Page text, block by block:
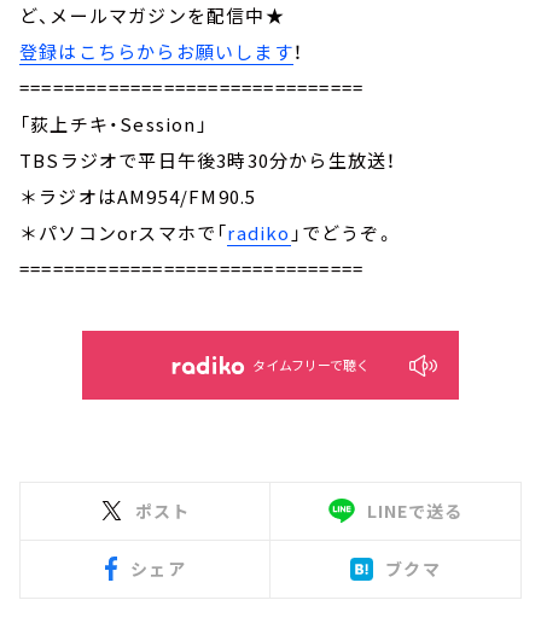
ど、メールマガジンを配信中★
登録はこちらからお願いします！
===============================
「荻上チキ・Session」
TBSラジオで平日午後3時30分から生放送！
＊ラジオはAM954/FM90.5
＊パソコンorスマホで「radiko 」でどうぞ。
===============================
タイムフリーで聴く
ポスト LINEで送る
シェア ブクマ